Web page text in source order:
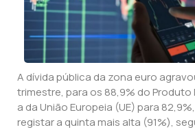
A dívida pública da zona euro
trimestre, para os 88,9% do Produto
a da União Europeia (UE) para
registar a quinta mais alta (91%),